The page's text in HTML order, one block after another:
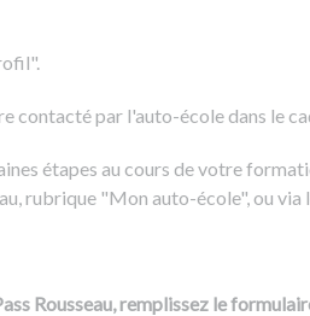
contacté par l'auto-école dans le
étapes au cours de votre
rubrique "Mon auto-école", ou
Rousseau, remplissez le